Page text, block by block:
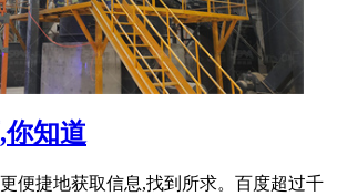
你知道
便捷地获取信息,找到所求。百度超过千